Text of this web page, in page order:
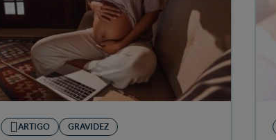
ARTIGO GRAVIDEZ